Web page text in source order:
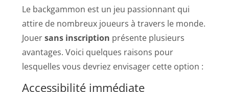
Le backgammon est un jeu passionnant qui
attire de nombreux joueurs à travers le monde.
Jouersans inscription présente plusieurs
avantages. Voici quelques raisons pour
lesquelles vous devriez envisager cette option :
Accessibilité immédiate